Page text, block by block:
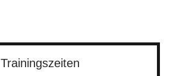
Trainingszeiten